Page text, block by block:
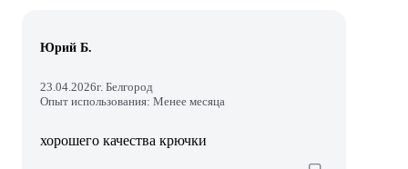
Юрий Б.
23.04.2026г. Белгород
Опыт использования: Менее месяца
хорошего качества крючки